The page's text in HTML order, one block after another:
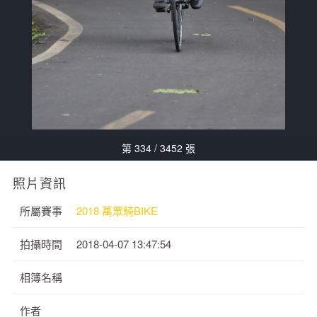
第 334 / 3452 張
照片資訊
所屬賽事 2018 萬眾騎BIKE
拍攝時間 2018-04-07 13:47:54
相簿名稱
作者